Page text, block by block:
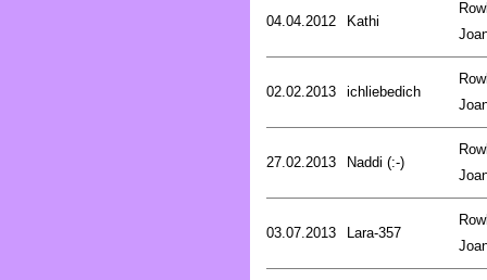
04.04.2012 Kathi
02.02.2013 ichliebedich
27.02.2013 Naddi (:-)
03.07.2013 Lara-357